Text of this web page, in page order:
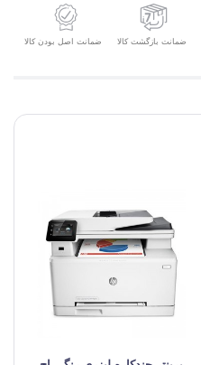
ضمانت بازگشت کالا ضمانت اصل بودن کالا